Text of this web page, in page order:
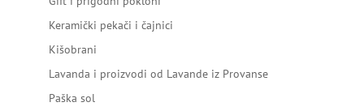
Keramički pekači i čajnici
Kišobrani
Lavanda i proizvodi od Lavande iz Provanse
Paška sol